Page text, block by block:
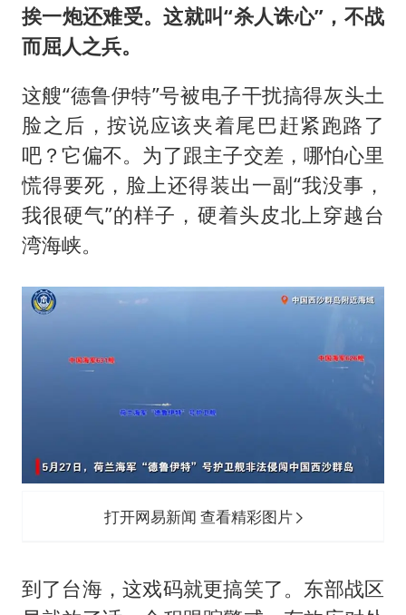
挨一炮还难受。这就叫“杀人诛心”，不战
而屈人之兵。
这艘“德鲁伊特”号被电子干扰搞得灰头土
脸之后，按说应该夹着尾巴赶紧跑路了
吧？它偏不。为了跟主子交差，哪怕心里
慌得要死，脸上还得装出一副“我没事，
我很硬气”的样子，硬着头皮北上穿越台
湾海峡。
打开网易新闻 查看精彩图片
到了台海，这戏码就更搞笑了。东部战区